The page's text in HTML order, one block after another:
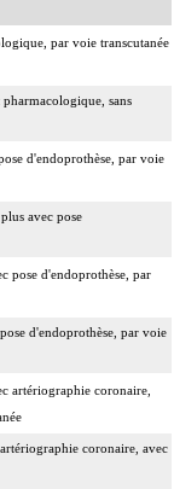
par voie transcutanée
sans
d'endoprothèse, par voie
avec pose
pose d'endoprothèse, par
d'endoprothèse, par voie
artériographie coronaire,
coronaire, avec